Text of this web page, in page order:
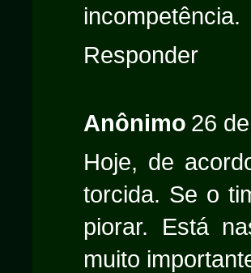
incompetência.
Responder
Anônimo 26
Hoje, de
torcida. Se o
piorar. Está
muito